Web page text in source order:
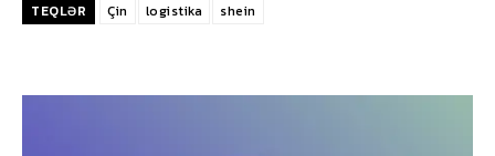
TEQLƏR Çin logistika shein